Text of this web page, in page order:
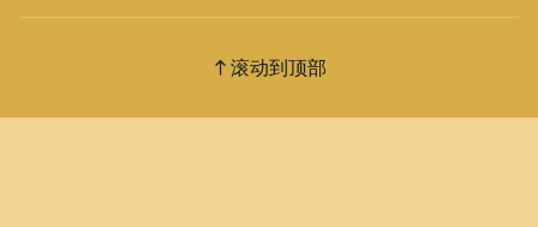
滚动到顶部